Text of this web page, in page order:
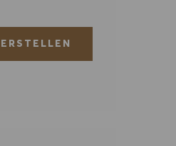
ERSTELLEN